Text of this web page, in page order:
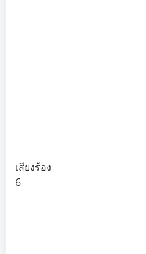
เสียงร้อง
6